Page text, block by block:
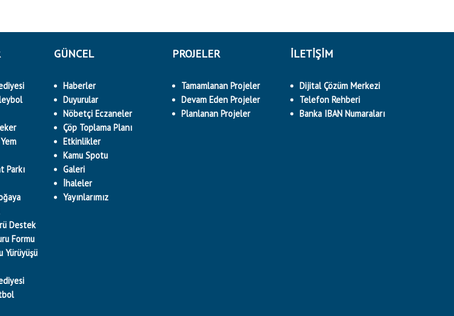
Parkı
Destek
Formu
Yürüyüşü
GÜNCEL
Haberler
Duyurular
Nöbetçi Eczaneler
Çöp Toplama Planı
Etkinlikler
Kamu Spotu
Galeri
İhaleler
Yayınlarımız
PROJELER
Tamamlanan Projeler
Devam Eden Projeler
Planlanan Projeler
İLETİŞİM
Dijital Çözüm Merkezi
Telefon Rehberi
Banka IBAN Numaraları